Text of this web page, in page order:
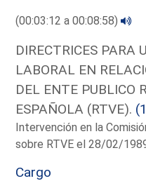
(00:03:12 a 00:08:58)
DIRECTRICES PARA
LABORAL EN
DEL ENTE PUBLICO
ESPAÑOLA (RTVE).
Intervención en la
sobre RTVE el 28/02/
Cargo